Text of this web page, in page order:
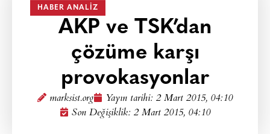
HABER ANALIZ
AKP ve TSK’dan
çözüme karşı
provokasyonlar
marksist.org Yayın tarihi: 2 Mart 2015, 04:10
Son Değişiklik: 2 Mart 2015, 04:10